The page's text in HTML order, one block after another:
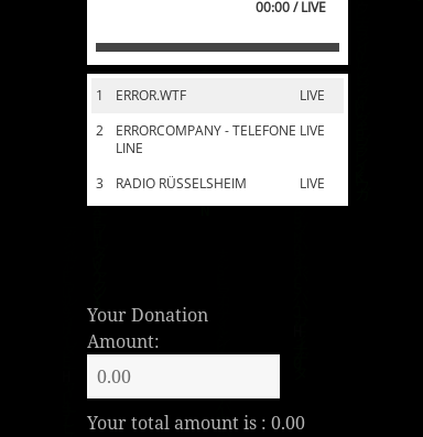
00:00 / LIVE
1 LIVE
ERROR.WTF
2
LIVE
ERRORCOMPANY - TELEFONE
LINE
3
LIVE
RADIO RÜSSELSHEIM
Your Donation
Amount:
Your total amount is :0.00